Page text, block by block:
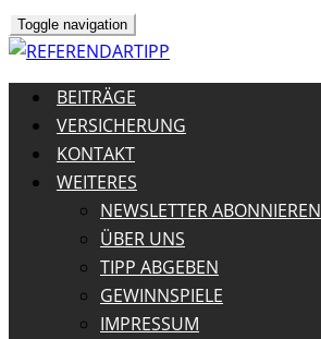
Toggle navigation
BEITRÄGE
VERSICHERUNG
KONTAKT
WEITERES
NEWSLETTER ABONNIEREN
ÜBER UNS
TIPP ABGEBEN
GEWINNSPIELE
IMPRESSUM